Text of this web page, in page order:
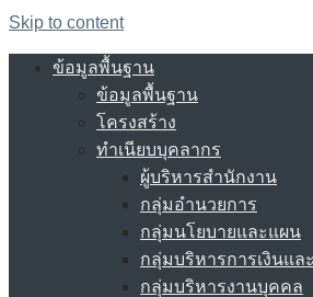
Skip to content
ข้อมูลพื้นฐาน
ข้อมูลพื้นฐาน
โครงสร้าง
ทำเนียบบุคลากร
ผู้บริหารสำนักงาน
กลุ่มอำนวยการ
กลุ่มนโยบายและแผน
กลุ่มบริหารการเงินแล
กลุ่มบริหารงานบุคคล